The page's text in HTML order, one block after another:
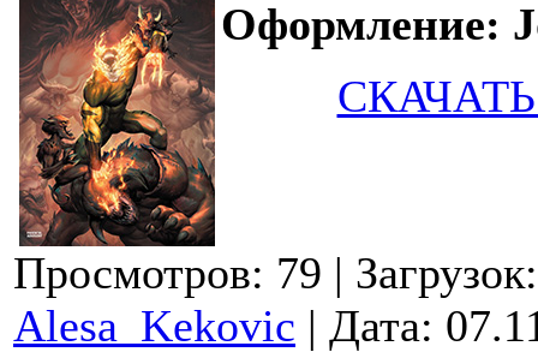
Оформление:
Просмотров: 79 |
Alesa_Kekovic | Дата: